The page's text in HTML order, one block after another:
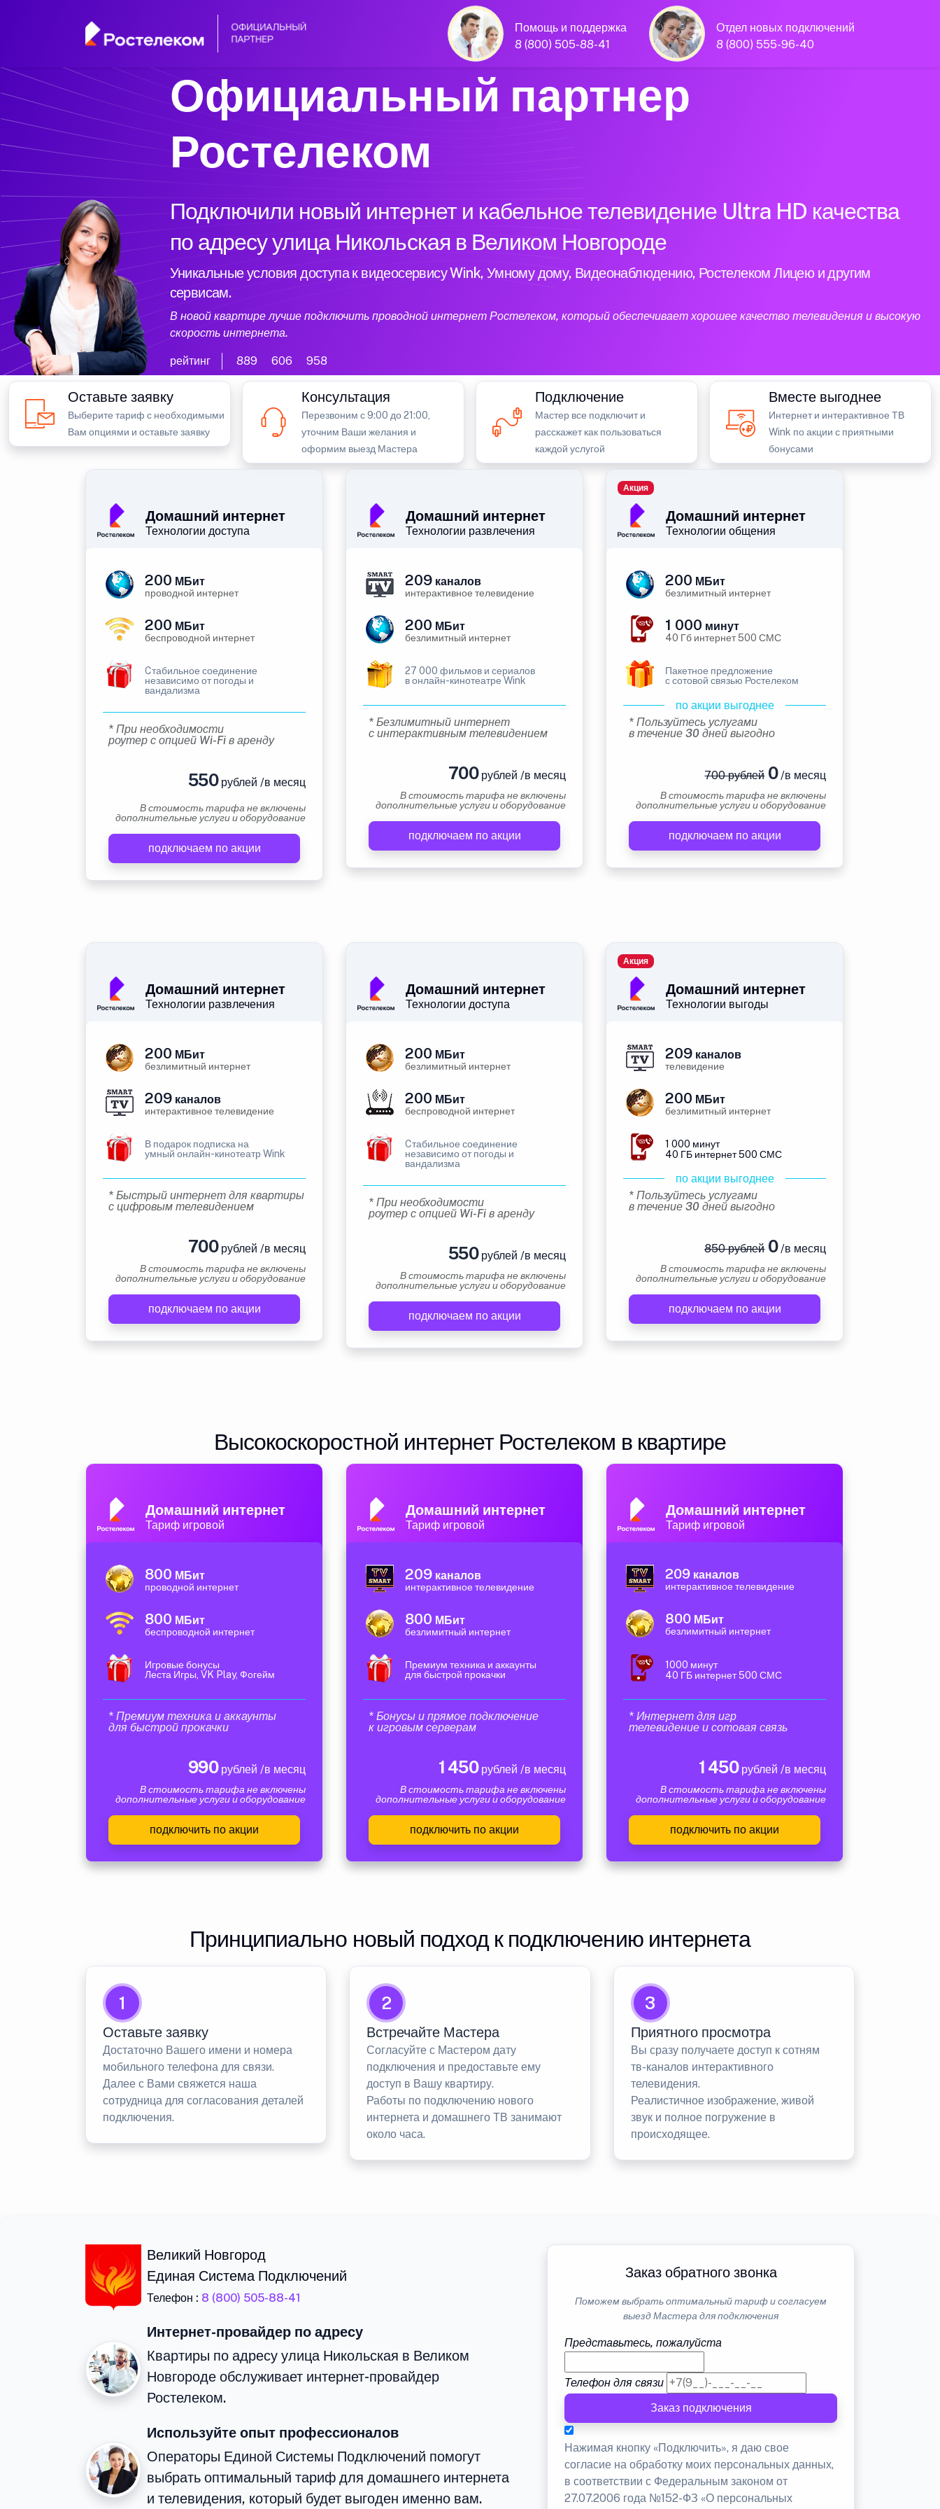
Помощь и поддержка
8 (800) 505-88-41
Отдел новых подключений
8 (800) 555-96-40
Официальный партнер
Ростелеком
Подключили новый интернет и кабельное телевидение Ultra HD качества
по адресу улица Никольская в Великом Новгороде
Уникальные условия доступа к видеосервису Wink, Умному дому, Видеонаблюдению, Ростелеком Лицею и другим
сервисам.
В новой квартире лучше подключить проводной интернет Ростелеком, который обеспечивает хорошее качество телевидения и высокую
скорость интернета.
рейтинг 889 606 958
Оставьте заявку
Выберите тариф с необходимыми
Вам опциями и оставьте заявку
Консультация
Перезвоним с 9:00 до 21:00,
уточним Ваши желания и
оформим выезд Мастера
Подключение
Мастер все подключит и
расскажет как пользоваться
каждой услугой
Вместе выгоднее
Интернет и интерактивное ТВ
Wink по акции с приятными
бонусами
Домашний интернет
Технологии доступа
200 МБит
проводной интернет
200 МБит
беспроводной интернет
Cтабильное соединение
независимо от погоды и
вандализма
* При необходимости
роутер с опцией Wi-Fi в аренду
550рублей /в месяц
В стоимость тарифа не включены
дополнительные услуги и оборудование
подключаем по акции
Домашний интернет
Технологии развлечения
209 каналов
интерактивное телевидение
200 МБит
безлимитный интернет
27 000 фильмов и сериалов
в онлайн-кинотеатре Wink
* Безлимитный интернет
с интерактивным телевидением
700рублей /в месяц
В стоимость тарифа не включены
дополнительные услуги и оборудование
подключаем по акции
Домашний интернет
Технологии общения
Акция
200 МБит
безлимитный интернет
1 000 минут
40 Гб интернет 500 СМС
Пакетное предложение
с сотовой связью Ростелеком
по акции выгоднее
* Пользуйтесь услугами
в течение 30 дней выгодно
700 рублей0/в месяц
В стоимость тарифа не включены
дополнительные услуги и оборудование
подключаем по акции
Домашний интернет
Технологии развлечения
200 МБит
безлимитный интернет
209 каналов
интерактивное телевидение
В подарок подписка на
умный онлайн-кинотеатр Wink
* Быстрый интернет для квартиры
с цифровым телевидением
700рублей /в месяц
В стоимость тарифа не включены
дополнительные услуги и оборудование
подключаем по акции
Домашний интернет
Технологии доступа
200 МБит
безлимитный интернет
200 МБит
беспроводной интернет
Cтабильное соединение
независимо от погоды и
вандализма
* При необходимости
роутер с опцией Wi-Fi в аренду
550рублей /в месяц
В стоимость тарифа не включены
дополнительные услуги и оборудование
подключаем по акции
Домашний интернет
Технологии выгоды
Акция
209 каналов
телевидение
200 МБит
безлимитный интернет
1 000 минут
40 ГБ интернет 500 СМС
по акции выгоднее
* Пользуйтесь услугами
в течение 30 дней выгодно
850 рублей0/в месяц
В стоимость тарифа не включены
дополнительные услуги и оборудование
подключаем по акции
Высокоскоростной интернет Ростелеком в квартире
Домашний интернет
Тариф игровой
800 МБит
проводной интернет
800 МБит
беспроводной интернет
Игровые бонусы
Леста Игры, VK Play, Фогейм
* Премиум техника и аккаунты
для быстрой прокачки
990рублей /в месяц
В стоимость тарифа не включены
дополнительные услуги и оборудование
подключить по акции
Домашний интернет
Тариф игровой
209 каналов
интерактивное телевидение
800 МБит
безлимитный интернет
Премиум техника и аккаунты
для быстрой прокачки
* Бонусы и прямое подключение
к игровым серверам
1 450рублей /в месяц
В стоимость тарифа не включены
дополнительные услуги и оборудование
подключить по акции
Домашний интернет
Тариф игровой
209 каналов
интерактивное телевидение
800 МБит
безлимитный интернет
1000 минут
40 ГБ интернет 500 СМС
* Интернет для игр
телевидение и сотовая связь
1 450рублей /в месяц
В стоимость тарифа не включены
дополнительные услуги и оборудование
подключить по акции
Принципиально новый подход к подключению интернета
1
Оставьте заявку
Достаточно Вашего имени и номера
мобильного телефона для связи.
Далее с Вами свяжется наша
сотрудница для согласования деталей
подключения.
2
Встречайте Мастера
Согласуйте с Мастером дату
подключения и предоставьте ему
доступ в Вашу квартиру.
Работы по подключению нового
интернета и домашнего ТВ занимают
около часа.
3
Приятного просмотра
Вы сразу получаете доступ к сотням
тв-каналов интерактивного
телевидения.
Реалистичное изображение, живой
звук и полное погружение в
происходящее.
Великий Новгород
Единая Система Подключений
Телефон : 8 (800) 505-88-41
Интернет-провайдер по адресу
Квартиры по адресу улица Никольская в Великом
Новгороде обслуживает интернет-провайдер
Ростелеком.
Используйте опыт профессионалов
Операторы Единой Системы Подключений помогут
выбрать оптимальный тариф для домашнего интернета
и телевидения, который будет выгоден именно вам.
Заказ обратного звонка
Поможем выбрать оптимальный тариф и согласуем
выезд Мастера для подключения
Представьтесь, пожалуйста
Телефон для связи
Заказ подключения
Нажимая кнопку «Подключить», я даю свое
согласие на обработку моих персональных данных,
в соответствии с Федеральным законом от
27.07.2006 года №152-ФЗ «О персональных